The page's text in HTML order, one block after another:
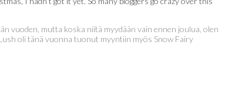
vuoden, mutta koska niitä myydään vain ennen joulua, olen
oli tänä vuonna tuonut myyntiin myös Snow Fairy